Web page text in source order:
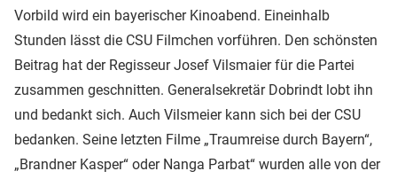
Vorbild wird ein bayerischer Kinoabend. Eineinhalb
Stunden lässt die CSU Filmchen vorführen. Den schönsten
Beitrag hat der Regisseur Josef Vilsmaier für die Partei
zusammen geschnitten. Generalsekretär Dobrindt lobt ihn
und bedankt sich. Auch Vilsmeier kann sich bei der CSU
bedanken. Seine letzten Filme „Traumreise durch Bayern“,
„Brandner Kasper“ oder Nanga Parbat“ wurden alle von der